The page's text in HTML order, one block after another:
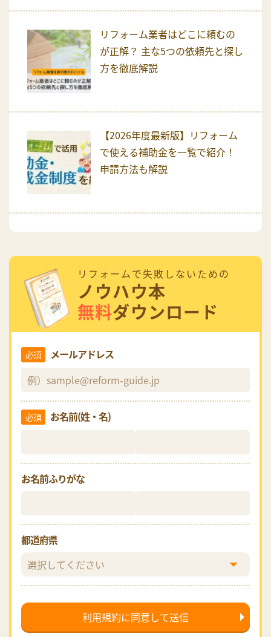
リフォーム業者はどこに頼むの
が正解？ 主な5つの依頼先と探し
方を徹底解説
【2026年度最新版】リフォーム
で使える補助金を一覧で紹介！
申請方法も解説
リフォームで失敗しないための
ノウハウ本
無料ダウンロード
必須 メールアドレス
必須 お名前(姓・名)
お名前ふりがな
都道府県